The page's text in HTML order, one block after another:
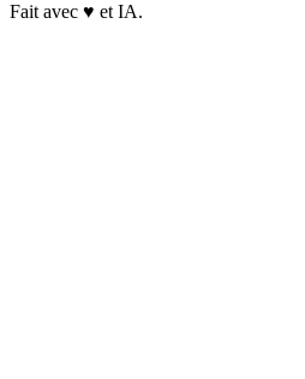
Fait avec ♥ et IA.